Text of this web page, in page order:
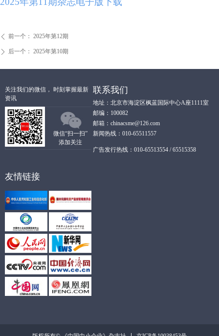
ꄴ 前一个： 2025年第12期
ꄲ 后一个： 2025年第10期
关注我们的微信， 时刻掌握最新
资讯
微信“扫一扫”
添加关注
联系我们
地址：北京市海淀区枫蓝国际中心A座1111室
邮编：100082
邮箱：chinacsme@126.com
新闻热线：010-65511557
广告发行热线：010-65513554 / 65515358
友情链接